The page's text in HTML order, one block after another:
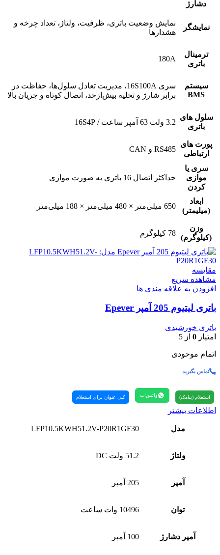
دشارژ
نمایشگر
نمایش وضعیت باتری، ظرفیت، ولتاژ، تعداد چرخه و
هشدارها
ترمینال
باتری
180A
سیستم
BMS
سری 16S100A، مدیریت تعادل سلول‌ها، حفاظت در
برابر شارژ و تخلیه بیش‌ازحد، اتصال کوتاه و جریان بالا
سلول های
باتری
3.2 ولت 63 آمپر ساعت / 16S4P
پورت های
ارتباطی
RS485 و CAN
سری یا
موازی
کردن
حداکثر اتصال 16 باتری به صورت موازی
ابعاد
(میلیمتر)
650 میلی‌متر × 480 میلی‌متر × 188 میلی‌متر
وزن
(کیلوگرم)
78 کیلوگرم
مقایسه
مشاهده سریع
افزودن به علاقه مندی ها
باتری لیتیوم 205 آمپر Epever
باتری خورشیدی
امتیاز 0 از 5
اتمام موحودی
تماس بگیرید
استعلام (پیامک) واتس‌اپ کپی عنوان برای استعلام
اطلاعات بیشتر
مدل LFP10.5KWH51.2V-P20R1GF30
ولتاژ 51.2 ولت DC
آمپر 205 آمپر
توان 10496 وات ساعت
آمپر دشارژ 100 آمپر